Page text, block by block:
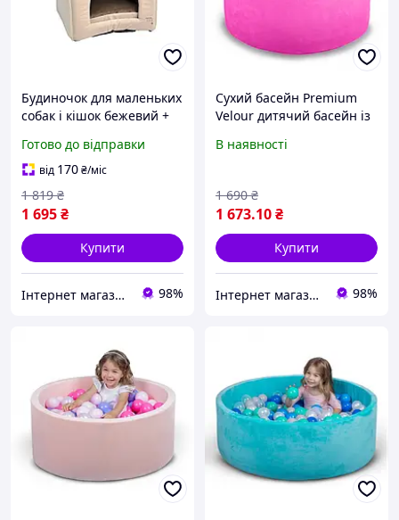
Будиночок для маленьких
собак і кішок бежевий +
Готово до відправки
від 170₴/міс
1 695₴
1 819 ₴
Купити
Інтернет магазин "Luchmag" 98%
Сухий басейн Premium
Velour дитячий басейн із
В наявності
1 673.10₴
1 690 ₴
Купити
Інтернет магазин "DOST"-"ДОСТУПНИЙ ДЛЯ ВСІХ" 98%